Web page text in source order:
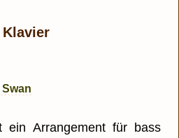
ein Arrangement für bass